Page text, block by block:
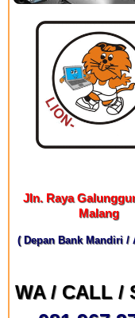
Jln. Raya
Malang
( Depan Bank Mandiri /
WA / CALL /